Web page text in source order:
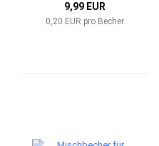
9,99 EUR
0,20 EUR pro Becher